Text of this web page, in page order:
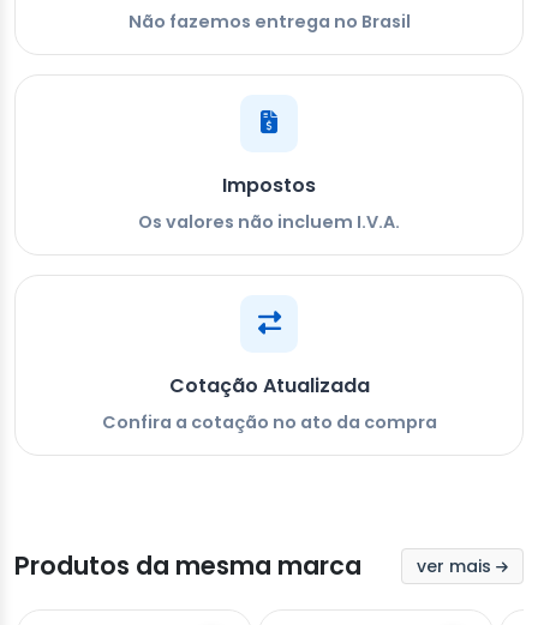
Não fazemos entrega no Brasil
Impostos
Os valores não incluem I.V.A.
Cotação Atualizada
Confira a cotação no ato da compra
Produtos da mesma marca ver mais